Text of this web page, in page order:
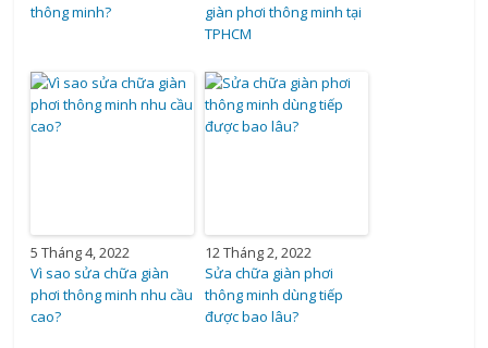
thông minh?
giàn phơi thông minh tại
TPHCM
5 Tháng 4, 2022
Vì sao sửa chữa giàn
phơi thông minh nhu cầu
cao?
12 Tháng 2, 2022
Sửa chữa giàn phơi
thông minh dùng tiếp
được bao lâu?